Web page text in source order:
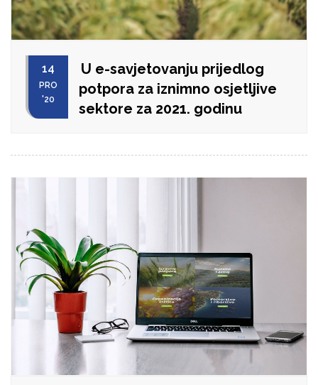
14
PRO
'20
U e-savjetovanju prijedlog
potpora za iznimno osjetljive
sektore za 2021. godinu